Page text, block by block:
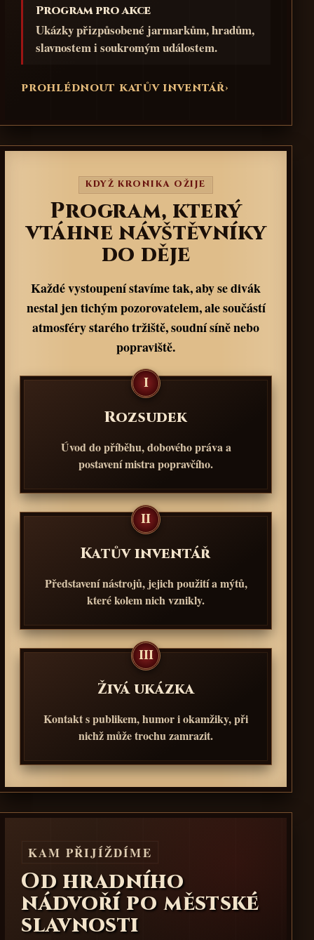
Program pro akce
Ukázky přizpůsobené jarmarkům, hradům,
slavnostem i soukromým událostem.
PROHLÉDNOUT KATŮV INVENTÁŘ›
KDYŽ KRONIKA OŽIJE
Program, který
vtáhne návštěvníky
do děje
Každé vystoupení stavíme tak, aby se divák
nestal jen tichým pozorovatelem, ale součástí
atmosféry starého tržiště, soudní síně nebo
popraviště.
I
Rozsudek
Úvod do příběhu, dobového práva a
postavení mistra popravčího.
II
Katův inventář
Představení nástrojů, jejich použití a mýtů,
které kolem nich vznikly.
III
Živá ukázka
Kontakt s publikem, humor i okamžiky, při
nichž může trochu zamrazit.
KAM PŘIJÍŽDÍME
Od hradního
nádvoří po městské
slavnosti